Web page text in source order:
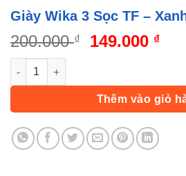
Giày Wika 3 Sọc TF –
200.000₫
Giá
200.000 ₫.
149.000 ₫Giá
là:
Giày Wika 3 Sọc TF - Xanh Biển số
Thêm vào giỏ